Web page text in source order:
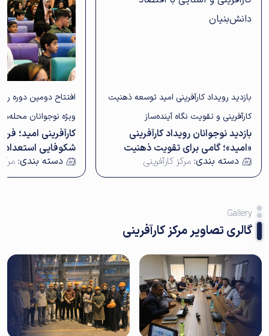
بازدید رویداد کارآفرینی امید توسعه ذهنیت
کارآفرینی و تقویت نگاه آینده‌ساز
بازدید نوجوانان رویداد کارآفرینی
«امید»؛ گامی برای تقویت ذهنیت
کارآفرینی و آشنایی با اقتصاد
دانش‌بنیان
دسته بندی: مرکز کارآفرینی
افتتاح دومین دوره
ویژه نوجوانان
خوراسگان
کارآفرینی امید؛
شکوفایی استعداد
دسته بندی:
Gallery
گالری تصاویر مرکز کارآفرینی